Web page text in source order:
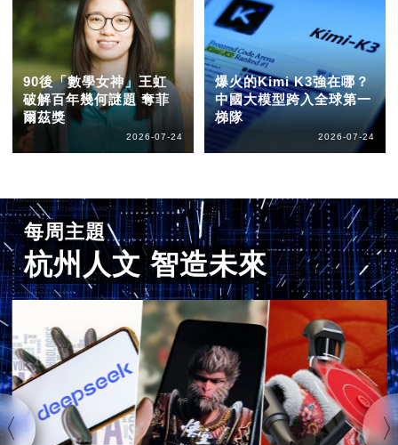
90後「數學女神」王虹
破解百年幾何謎題 奪菲
爾茲獎
2026-07-24
爆火的Kimi K3強在哪？
中國大模型跨入全球第一
梯隊
2026-07-24
每周主題
杭州人文 智造未來